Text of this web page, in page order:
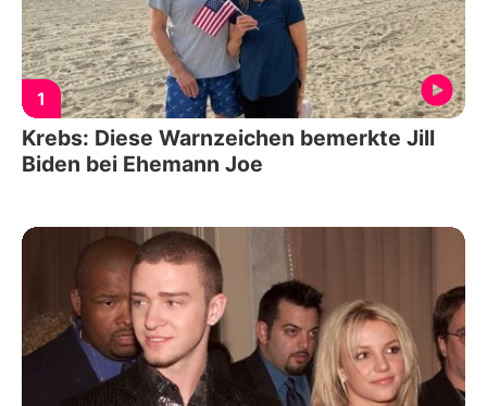
1
Krebs: Diese Warnzeichen bemerkte Jill
Biden bei Ehemann Joe